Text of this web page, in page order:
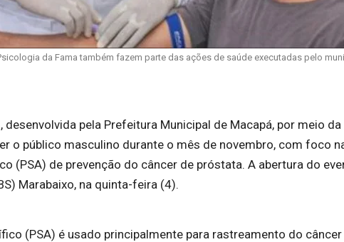
da Fama também fazem parte das ações de saúde executadas pelo
pela Prefeitura Municipal de Macapá, por meio
o público masculino durante o mês de novembro, com foco
(PSA) de prevenção do câncer de próstata. A abertura do
Marabaixo, na quinta-feira (4).
(PSA) é usado principalmente para rastreamento do